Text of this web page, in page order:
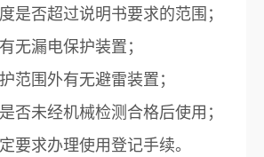
是否超过说明书要求的范围；
无漏电保护装置；
范围外有无避雷装置；
否未经机械检测合格后使用；
要求办理使用登记手续。